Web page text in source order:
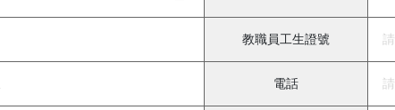
教職員工生證號
電話